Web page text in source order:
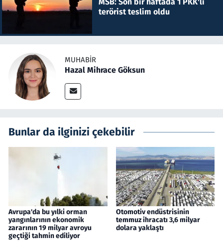
terörist teslim oldu
MUHABIR
Hazal Mihrace Göksun
Bunlar da ilginizi çekebilir
Avrupa'da bu yılki orman
yangınlarının ekonomik
zararının 19 milyar avroyu
geçtiği tahmin ediliyor
Otomotiv endüstrisinin
temmuz ihracatı 3,6 milyar
dolara yaklaştı